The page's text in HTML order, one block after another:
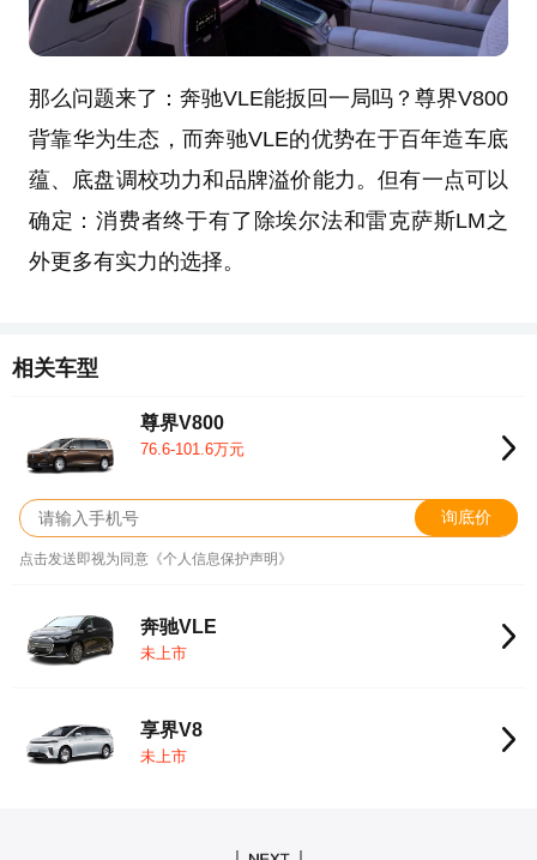
那么问题来了：奔驰VLE能扳回一局吗？尊界V800
背靠华为生态，而奔驰VLE的优势在于百年造车底
蕴、底盘调校功力和品牌溢价能力。但有一点可以
确定：消费者终于有了除埃尔法和雷克萨斯LM之
外更多有实力的选择。
相关车型
尊界V800
76.6-101.6万元
询底价
点击发送即视为同意《个人信息保护声明》
奔驰VLE
未上市
享界V8
未上市